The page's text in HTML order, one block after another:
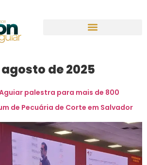
agosto de 2025
palestra para mais de 800
de Pecuária de Corte em Salvador